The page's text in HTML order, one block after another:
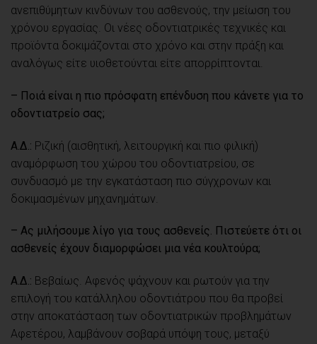
ανεπιθύμητων κινδύνων του ασθενούς, την μείωση του
χρόνου εργασίας. Οι νέες οδοντιατρικές τεχνικές και
προϊόντα δοκιμάζονται στο χρόνο και στην πράξη και
αναλόγως είτε υιοθετούνται είτε απορρίπτονται.
– Ποιά είναι η πιο πρόσφατη επένδυση που κάνετε για το
οδοντιατρείο σας;
Α.Δ.: Ριζική (αισθητική, λειτουργική και πιο φιλική)
αναμόρφωση του χώρου του οδοντιατρείου, σε
συνδυασμό με την εγκατάσταση πιο σύγχρονων και
δοκιμασμένων μηχανημάτων.
– Aς μιλήσουμε λίγο για τους ασθενείς. Πιστεύετε ότι οι
ασθενείς έχουν διαμορφώσει μια νέα κουλτούρα;
Α.Δ.: Βεβαίως. Αφενός ψάχνουν και ρωτούν για την
επιλογή του κατάλληλου οδοντιάτρου που θα προβεί
στην αποκατάσταση των οδοντιατρικών προβλημάτων
Αφετέρου, λαμβάνουν σοβαρά υπόψη τους, μεταξύ